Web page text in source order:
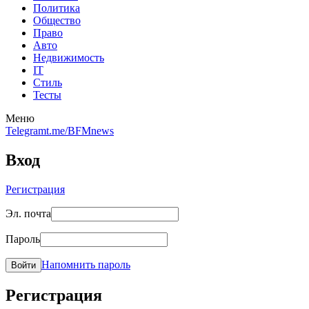
Политика
Общество
Право
Авто
Недвижимость
IT
Стиль
Тесты
Меню
Telegramt.me/BFMnews
Вход
Регистрация
Эл. почта
Пароль
Войти Напомнить пароль
Регистрация